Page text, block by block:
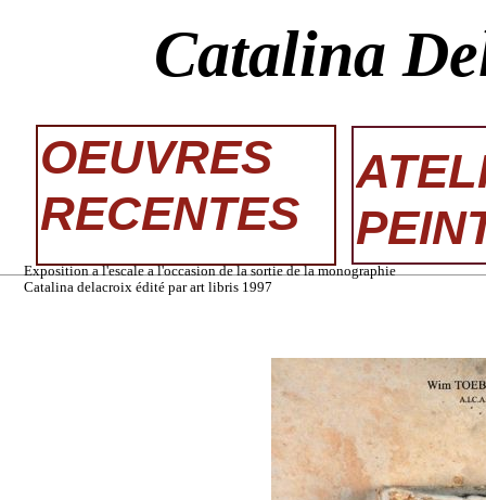
Exposition a l'escale a l'occasion de la sortie de la monographie
Catalina delacroix édité par art libris 1997
OEUVRES
RECENTES
Catalina